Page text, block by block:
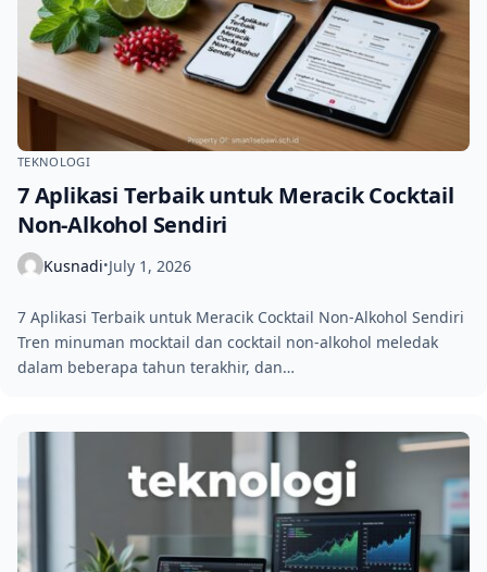
TEKNOLOGI
7 Aplikasi Terbaik untuk Meracik Cocktail
Non-Alkohol Sendiri
Kusnadi•July 1, 2026
7 Aplikasi Terbaik untuk Meracik Cocktail Non-Alkohol Sendiri
Tren minuman mocktail dan cocktail non-alkohol meledak
dalam beberapa tahun terakhir, dan…